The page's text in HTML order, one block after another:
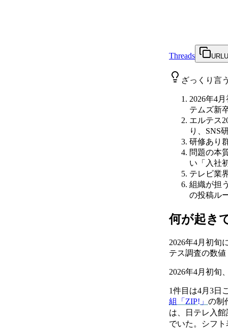
Threads URL
ざっくり言
2026年4
テムズ新
エルテス
り、SNS
研修あり
問題の本
い「入社
テレビ業
組織が担
の投稿ル
何が起き
2026年4月初旬
テス調査の数値
2026年4月初旬
1件目は4月3日
組「ZIP!」 の制
は、
日テレ入
でいた。シフ